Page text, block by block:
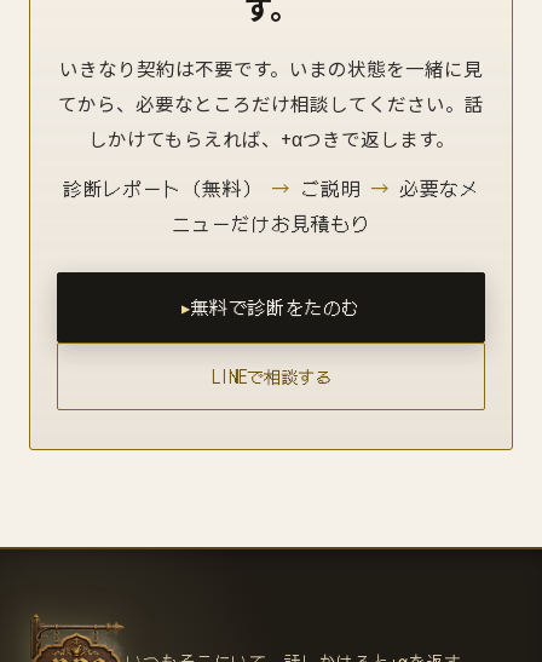
いきなり契約は不要です。いまの状態を一緒に見
てから、必要なところだけ相談してください。話
しかけてもらえれば、+αつきで返します。
診断レポート（無料）
→ ご説明 → 必要なメ
ニューだけお見積もり
無料で診断をたのむ
LINEで相談する